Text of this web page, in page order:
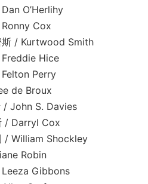
O’Herlihy
Cox
Smith
Hice
Perry
Broux
S. Davies
Cox
Shockley
Robin
Gibbons